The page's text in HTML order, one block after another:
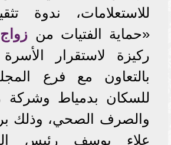
للاستعلامات، ندوة
«حماية الفتيات من
ركيزة لاستقرار الأسرة
بالتعاون مع فرع
للسكان بدمياط وشركة
والصرف الصحي، وذلك
علاء يوسف رئيس